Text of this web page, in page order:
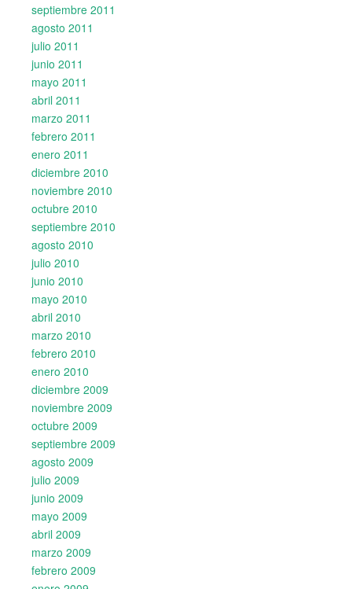
septiembre 2011
agosto 2011
julio 2011
junio 2011
mayo 2011
abril 2011
marzo 2011
febrero 2011
enero 2011
diciembre 2010
noviembre 2010
octubre 2010
septiembre 2010
agosto 2010
julio 2010
junio 2010
mayo 2010
abril 2010
marzo 2010
febrero 2010
enero 2010
diciembre 2009
noviembre 2009
octubre 2009
septiembre 2009
agosto 2009
julio 2009
junio 2009
mayo 2009
abril 2009
marzo 2009
febrero 2009